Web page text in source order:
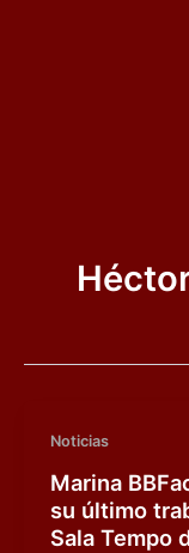
Noticias
Marina
su último
Sala Tempo